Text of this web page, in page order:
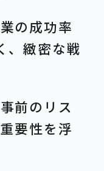
の成功率
、緻密な戦
前のリス
要性を浮